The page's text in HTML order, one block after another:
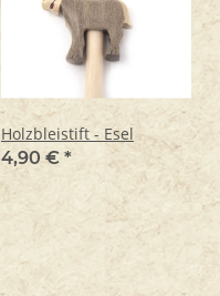
Holzbleistift - Esel
4,90 € *